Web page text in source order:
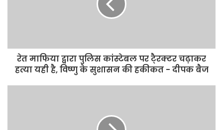
रेत माफिया द्वारा पुलिस कांस्टेबल पर टै्रक्टर चढ़ाकर
हत्या यही है, विष्णु के सुशासन की हकीकत - दीपक बैज